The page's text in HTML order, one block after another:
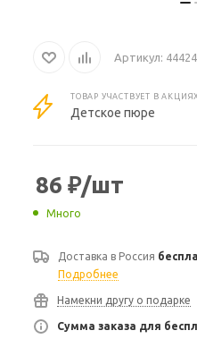
Артикул: 44424
ТОВАР УЧАСТВУЕТ В
Детское пюре
86 ₽/шт
Много
Доставка в Россия
Подробнее
Намекни другу о подарке
Сумма заказа для